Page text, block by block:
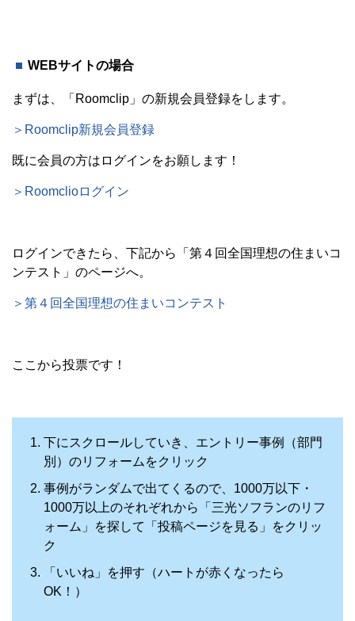
WEBサイトの場合
まずは、「Roomclip」の新規会員登録をします。
＞Roomclip新規会員登録
既に会員の方はログインをお願します！
＞Roomclioログイン
ログインできたら、下記から「第４回全国理想の住まいコ
ンテスト」のページへ。
＞第４回全国理想の住まいコンテスト
ここから投票です！
下にスクロールしていき、エントリー事例（部門
別）のリフォームをクリック
事例がランダムで出てくるので、1000万以下・
1000万以上のそれぞれから「三光ソフランのリフ
ォーム」を探して「投稿ページを見る」をクリッ
ク
「いいね」を押す（ハートが赤くなったら
OK！）